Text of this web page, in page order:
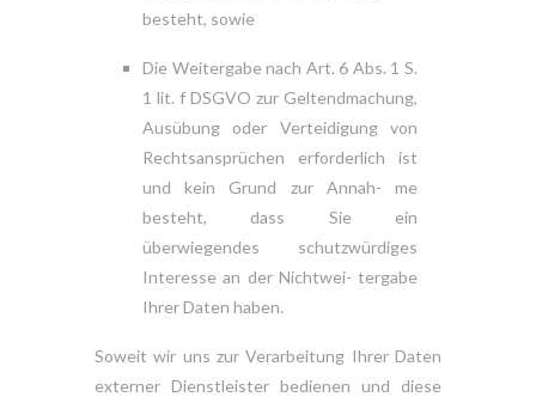
besteht, sowie
Die Weitergabe nach Art. 6 Abs. 1 S.
1 lit. f DSGVO zur Geltendmachung,
Ausübung oder Verteidigung von
Rechtsansprüchen erforderlich ist
und kein Grund zur Annah- me
besteht, dass Sie ein
überwiegendes schutzwürdiges
Interesse an der Nichtwei- tergabe
Ihrer Daten haben.
Soweit wir uns zur Verarbeitung Ihrer Daten
externer Dienstleister bedienen und diese